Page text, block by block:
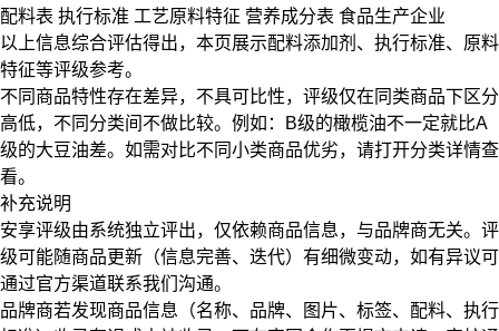
配料表 执行标准 工艺原料特征 营养成分表 食品生产企业
以上信息综合评估得出，本页展示配料添加剂 、 执行标准、 原料
特征等评级参考。
不同商品特性存在差异，不具可比性，评级仅在 同类商品下区分
高低，不同分类间不做比较。例如：B级的橄榄油不一定就比A
级的大豆油差。如需对比不同小类商品优劣，请打开分类详情查
看。
补充说明
安享评级由系统独立评出，仅依赖商品信息， 与品牌商无关。评
级可能随商品更新（信息完善、迭代）有细微变动，如有异议可
通过官方渠道联系我们沟通。
品牌商若发现商品信息（名称、品牌、图片、标签、配料、执行